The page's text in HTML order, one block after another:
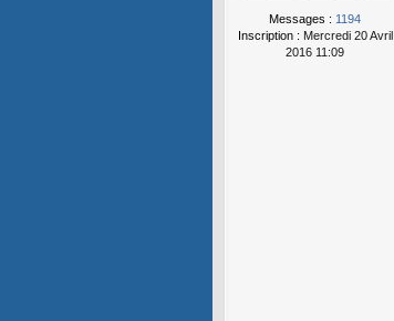
Messages : 1194
Inscription : Mercredi 20 Avril
2016 11:09